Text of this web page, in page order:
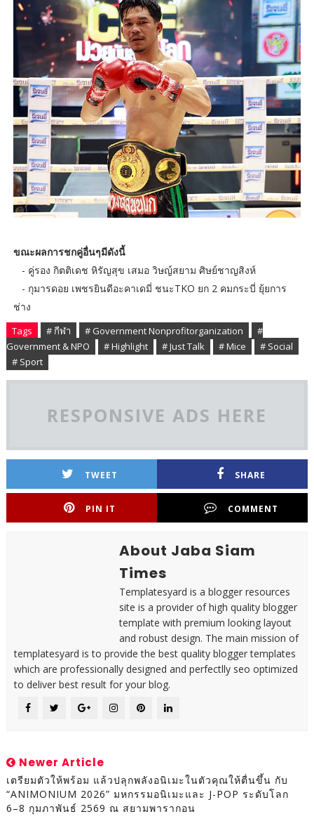
ขณะผลการชกคู่อื่นๆมีดังนี้
- คู่รอง กิตติเดช หิรัญสุข เสมอ วิษญ์สยาม ศิษย์ชาญสิงห์
- กุมารดอย เพชรยินดีอะคาเดมี่ ชนะTKO ยก 2 คมกระบี่ ยุ้ยการ
ช่าง
Tags # กีฬา # Government Nonprofitorganization
#
Government & NPO
# Highlight # Just Talk # Mice
# Social
# Sport
RESPONSIVE ADS HERE
TWEET SHARE
PIN IT COMMENT
About Jaba Siam
Times
Templatesyard is a blogger resources
site is a provider of high quality blogger
template with premium looking layout
and robust design. The main mission of
templatesyard is to provide the best quality blogger templates
which are professionally designed and perfectlly seo optimized
to deliver best result for your blog.
Newer Article
เตรียมตัวให้พร้อม แล้วปลุกพลังอนิเมะในตัวคุณให้ตื่นขึ้น กับ
“ANIMONIUM 2026” มหกรรมอนิเมะและ J-POP ระดับโลก
6–8 กุมภาพันธ์ 2569 ณ สยามพารากอน